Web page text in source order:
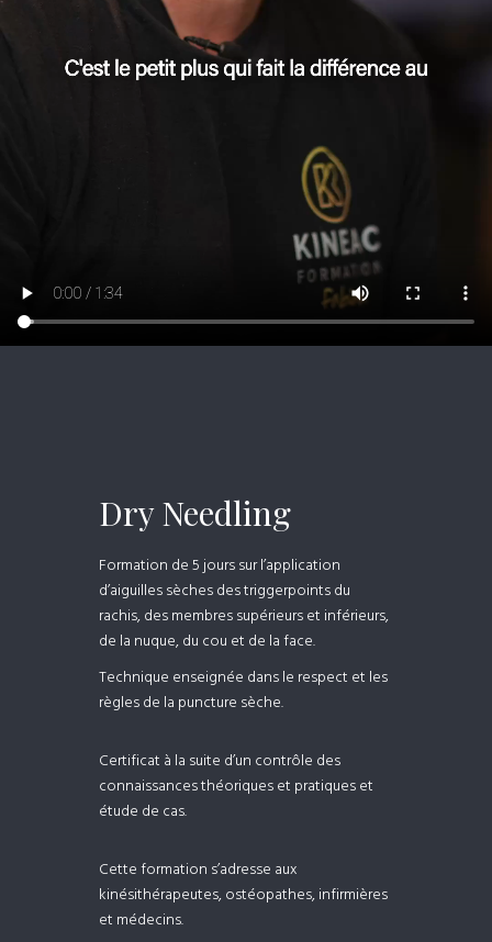
Dry Needling
Formation de 5 jours sur l’application
d’aiguilles sèches des triggerpoints du
rachis, des membres supérieurs et inférieurs,
de la nuque, du cou et de la face.
Technique enseignée dans le respect et les
règles de la puncture sèche.
Certificat à la suite d’un contrôle des
connaissances théoriques et pratiques et
étude de cas.
Cette formation s’adresse aux
kinésithérapeutes, ostéopathes, infirmières
et médecins.